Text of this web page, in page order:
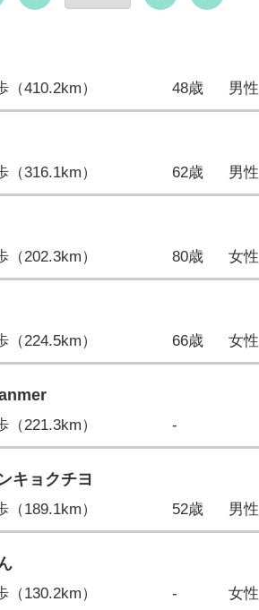
（410.2km） 48歳 男性
（316.1km） 62歳 男性
（202.3km） 80歳 女性
（224.5km） 66歳 女性
（221.3km） -
キョクチヨ
（189.1km） 52歳 男性
（130.2km） - 女性